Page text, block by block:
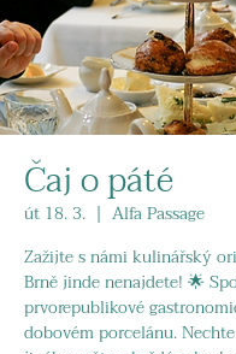
Čaj o páté
út 18. 3.
  |
Alfa Passage
Zažijte s námi kulinářský
Brně jinde nenajdete! 🌟
prvorepublikové
dobovém porcelánu.